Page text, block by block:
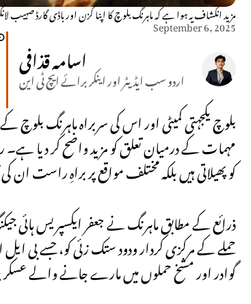
مزید انکشاف یہ ہوا ہے کہ ماہرنگ بلوچ کا اپنا کزن اور باڈی گارڈ صہیب لانگو، جولائی 2025 میں تربت میں بی ایل اے کے ایک سرمچار
September 6, 2025
اسامہ قذافی
اردو سب ایڈیٹر اور اینکر برائے ایچ ٹی این
بلوچ یکجہتی کمیٹی اور اس کی سربراہ ماہرنگ
مہمات کے درمیان تعلق کو مزید واضح کر دیا
کو پھیلاتی ہیں بلکہ مختلف مواقع پر براہِ راست ان
ذرائع کے مطابق ماہرنگ نے جعفر ایکسپریس
حملے کے مرکزی کردار ودود ستک زئی کو، جسے بی
گوادر اور مشخ حملوں میں مارے جانے والے